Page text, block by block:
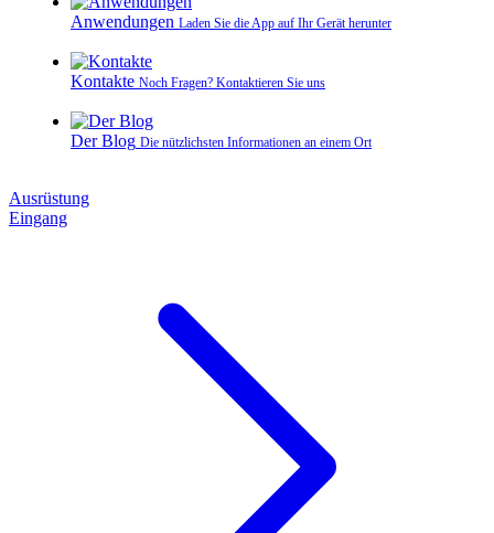
Anwendungen Laden Sie die App auf Ihr Gerät herunter
Kontakte Noch Fragen? Kontaktieren Sie uns
Der Blog Die nützlichsten Informationen an einem Ort
Ausrüstung
Eingang